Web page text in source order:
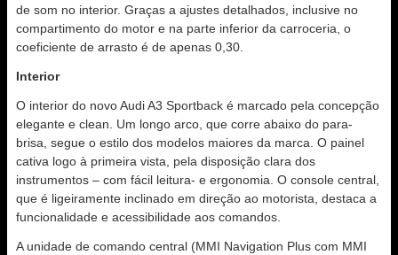
de som no interior. Graças a ajustes detalhados, inclusive no
compartimento do motor e na parte inferior da carroceria, o
coeficiente de arrasto é de apenas 0,30.
Interior
O interior do novo Audi A3 Sportback é marcado pela concepção
elegante e clean. Um longo arco, que corre abaixo do para-
brisa, segue o estilo dos modelos maiores da marca. O painel
cativa logo à primeira vista, pela disposição clara dos
instrumentos – com fácil leitura- e ergonomia. O console central,
que é ligeiramente inclinado em direção ao motorista, destaca a
funcionalidade e acessibilidade aos comandos.
A unidade de comando central (MMI Navigation Plus com MMI